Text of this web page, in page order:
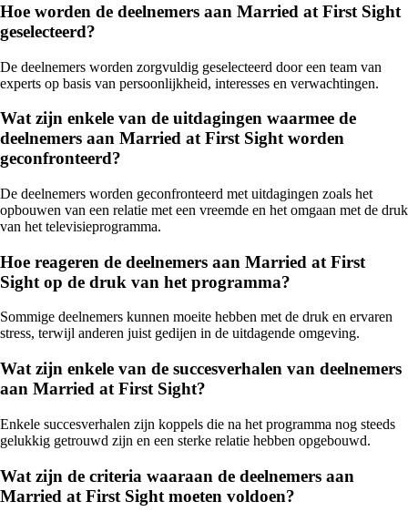
Hoe worden de deelnemers aan Married at First Sight
geselecteerd?
De deelnemers worden zorgvuldig geselecteerd door een team van
experts op basis van persoonlijkheid, interesses en verwachtingen.
Wat zijn enkele van de uitdagingen waarmee de
deelnemers aan Married at First Sight worden
geconfronteerd?
De deelnemers worden geconfronteerd met uitdagingen zoals het
opbouwen van een relatie met een vreemde en het omgaan met de druk
van het televisieprogramma.
Hoe reageren de deelnemers aan Married at First
Sight op de druk van het programma?
Sommige deelnemers kunnen moeite hebben met de druk en ervaren
stress, terwijl anderen juist gedijen in de uitdagende omgeving.
Wat zijn enkele van de succesverhalen van deelnemers
aan Married at First Sight?
Enkele succesverhalen zijn koppels die na het programma nog steeds
gelukkig getrouwd zijn en een sterke relatie hebben opgebouwd.
Wat zijn de criteria waaraan de deelnemers aan
Married at First Sight moeten voldoen?